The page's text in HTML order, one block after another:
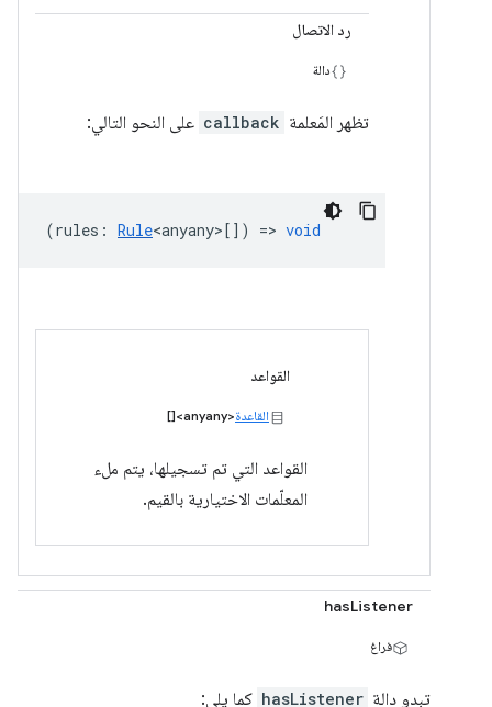
رد الاتصال
دالة
تظهر المَعلمة callback على النحو التالي:
(rules : Rule<anyany> []) => void
القواعد
القاعدة<anyany>[]
القواعد التي تم تسجيلها، يتم ملء
المعلّمات الاختيارية بالقيم.
hasListener
فراغ
تبدو دالة hasListener كما يلي: